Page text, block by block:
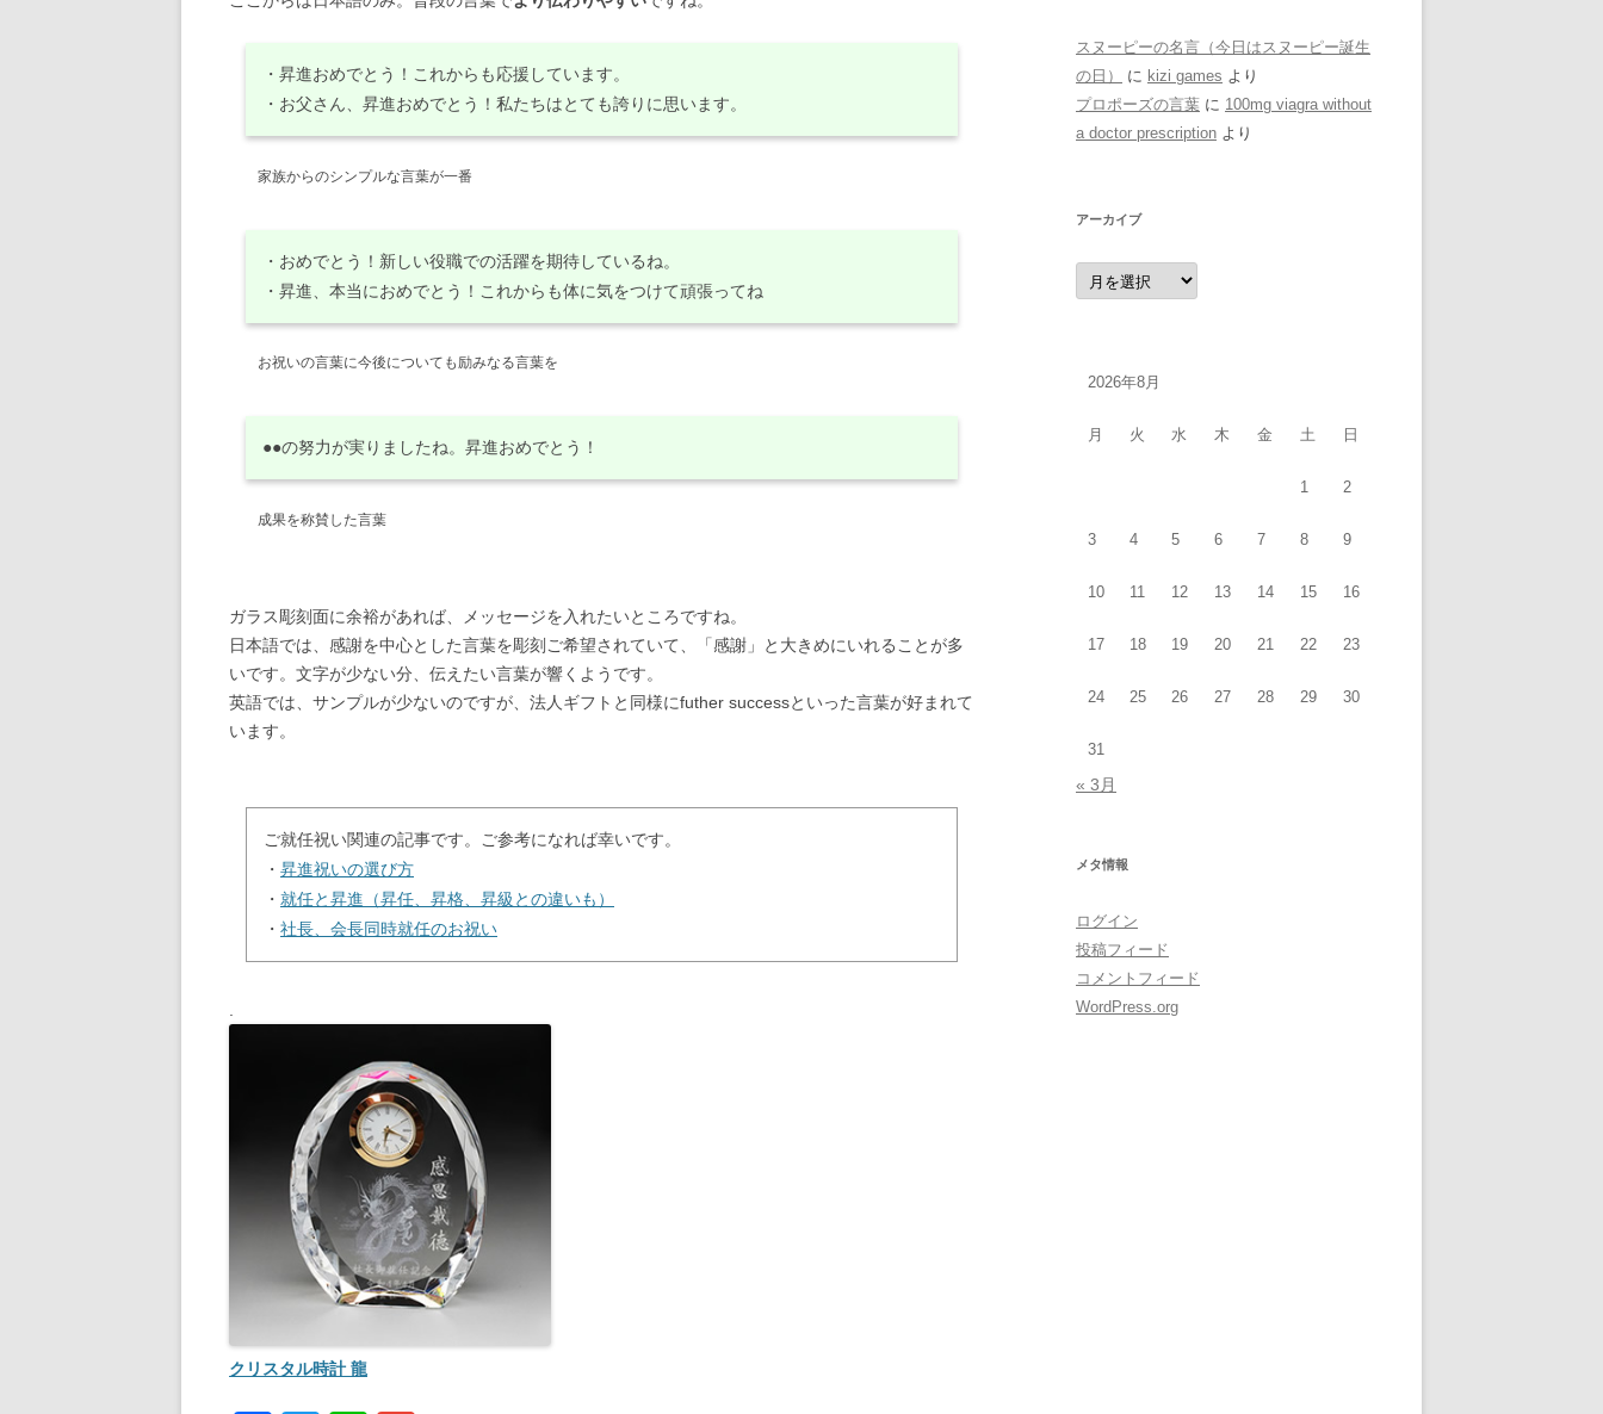
・昇進おめでとう！これからも応援しています。
・お父さん、昇進おめでとう！私たちはとても誇りに思います。
家族からのシンプルな言葉が一番
・おめでとう！新しい役職での活躍を期待しているね。
・昇進、本当におめでとう！これからも体に気をつけて頑張ってね
お祝いの言葉に今後についても励みなる言葉を
●●の努力が実りましたね。昇進おめでとう！
成果を称賛した言葉
ガラス彫刻面に余裕があれば、メッセージを入れたいところですね。
日本語では、感謝を中心とした言葉を彫刻ご希望されていて、「感謝」と大きめにいれることが多
いです。文字が少ない分、伝えたい言葉が響くようです。
英語では、サンプルが少ないのですが、法人ギフトと同様にfuther successといった言葉が好まれて
います。
ご就任祝い関連の記事です。ご参考になれば幸いです。
・ 昇進祝いの選び方
・ 就任と昇進（昇任、昇格、昇級との違いも）
・ 社長、会長同時就任のお祝い
クリスタル時計 龍
スヌーピーの名言（今日はスヌーピー誕生
の日）
に kizi games より
プロポーズの言葉 に 100mg viagra without
a doctor prescription より
アーカイブ
ア
ー
カ
2026年8月
月 火 水 木 金 土 日
1 2
3 4 5 6 7 8 9
10 11 12 13 14 15 16
17 18 19 20 21 22 23
24 25 26 27 28 29 30
31
« 3月
メタ情報
ログイン
投稿フィード
コメントフィード
WordPress.org